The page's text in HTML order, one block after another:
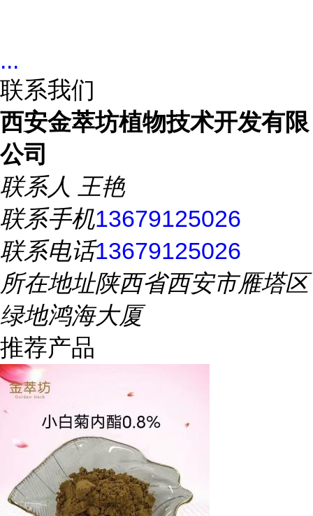
...
联系我们
西安金萃坊植物技术开发有限
公司
联系人 王艳
联系手机13679125026
联系电话13679125026
所在地址陕西省西安市雁塔区
绿地鸿海大厦
推荐产品